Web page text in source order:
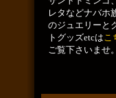
レタなどナバホ
のジュエリーと
トグッズetcはこ
ご覧下さいませ。